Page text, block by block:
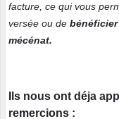
facture, ce qui vous
versée ou de
mécénat.
Ils nous ont déja
remercions :